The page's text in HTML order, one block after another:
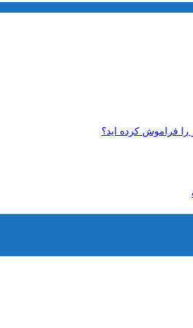
را فراموش کرده اید؟